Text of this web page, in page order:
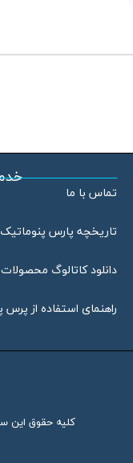
تماس با ما
تاریخچه پارس پنوماتیک
دانلود کاتالوگ محصولات
راهنمای استفاده از پرس
کلیه حقوق این